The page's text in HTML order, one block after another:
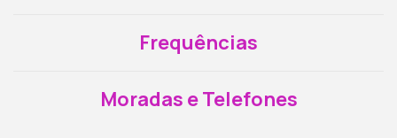
Frequências
Moradas e Telefones